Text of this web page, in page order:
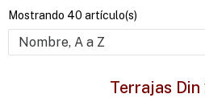
Mostrando 40 artículo(s)
Terrajas Din